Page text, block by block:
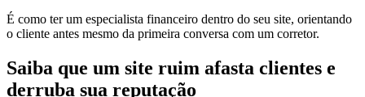
É como ter um especialista financeiro dentro do seu site, orientando
o cliente antes mesmo da primeira conversa com um corretor.
Saiba que um site ruim afasta clientes e
derruba sua reputação